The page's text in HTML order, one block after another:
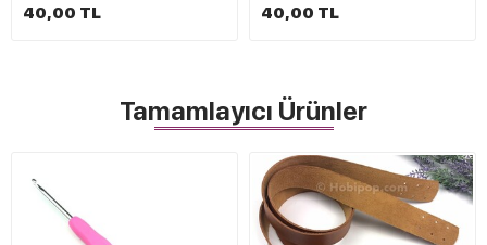
40,00 TL 40,00 TL
Tamamlayıcı Ürünler